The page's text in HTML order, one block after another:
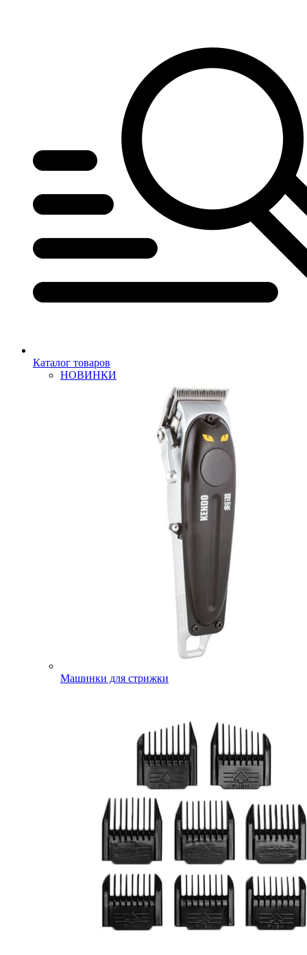
Каталог товаров
НОВИНКИ
Машинки для стрижки